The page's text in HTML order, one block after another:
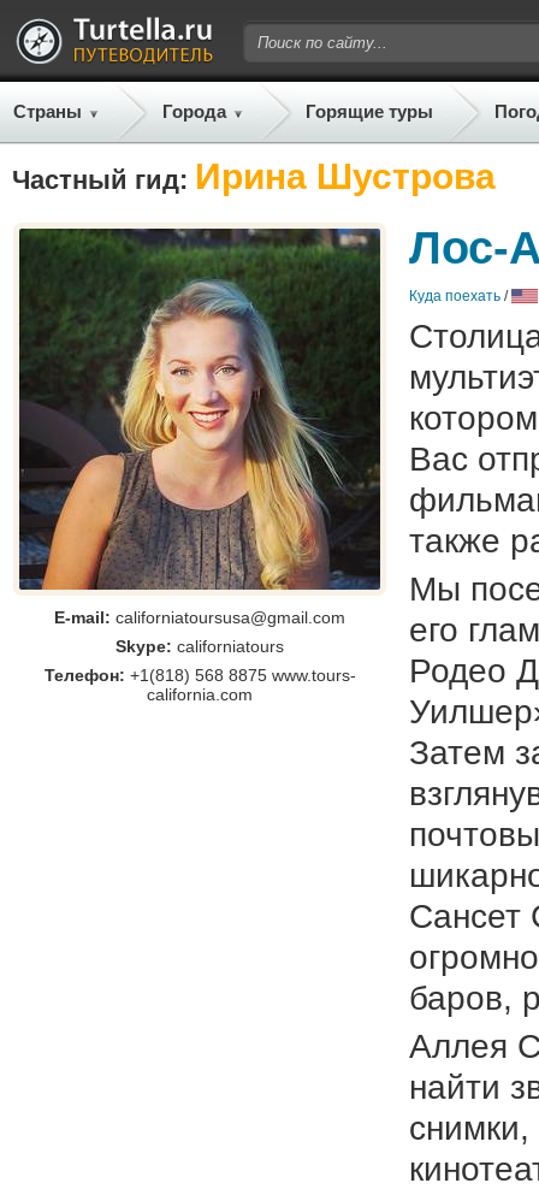
Страны Города Горящие туры
Частный гид: Ирина Шустрова
E-mail: californiatoursusa@gmail.com
Skype: californiatours
Телефон: +1(818) 568 8875 www.tours-
california.com
Лос-
Куда поехать /
Вас
также
Мы
его
Родео
Затем
Сансет
баров,
Аллея
найти